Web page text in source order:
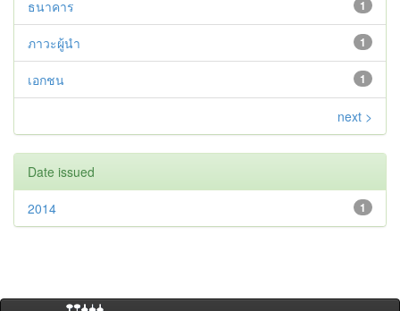
1
ธนาคาร
1
ภาวะผู้นำ
1
เอกชน
next >
Date issued
1
2014